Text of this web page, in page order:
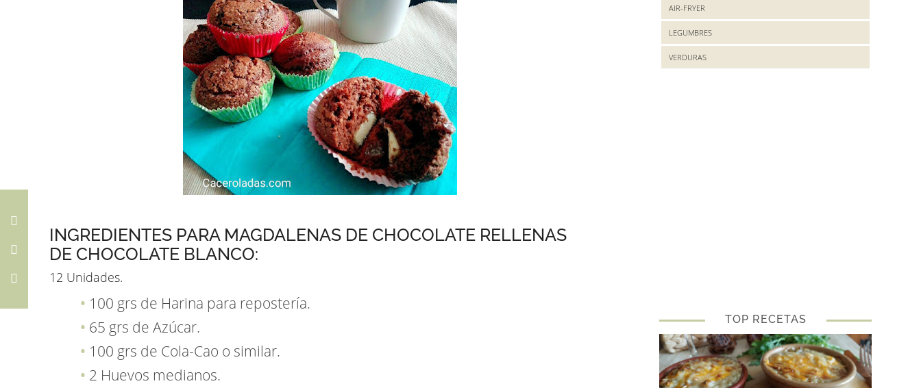
INGREDIENTES PARA MAGDALENAS DE CHOCOLATE RELLENAS
DE CHOCOLATE BLANCO:
12 Unidades.
100 grs de Harina para repostería.
65 grs de Azúcar.
100 grs de Cola-Cao o similar.
2 Huevos medianos.
AIR-FRYER
LEGUMBRES
VERDURAS
TOP RECETAS